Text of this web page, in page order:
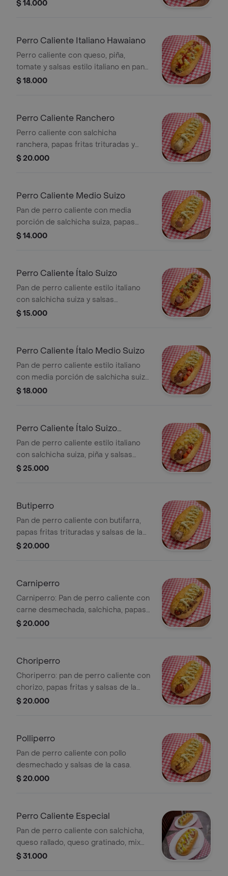
$ 14.000
Perro Caliente Italiano Hawaiano
Perro caliente con queso, piña,
tomate y salsas estilo italiano en pan
de ajonjolí.
$ 18.000
Perro Caliente Ranchero
Perro caliente con salchicha
ranchera, papas fritas trituradas y
salsas de la casa en pan con ajonjolí.
$ 20.000
Perro Caliente Medio Suizo
Pan de perro caliente con media
porción de salchicha suiza, papas
fritas trituradas y salsas de la casa.
$ 14.000
Perro Caliente Ítalo Suizo
Pan de perro caliente estilo italiano
con salchicha suiza y salsas
especiales.
$ 15.000
Perro Caliente Ítalo Medio Suizo
Pan de perro caliente estilo italiano
con media porción de salchicha suiza
y salsas especiales.
$ 18.000
Perro Caliente Ítalo Suizo
Hawaiano
Pan de perro caliente estilo italiano
con salchicha suiza, piña y salsas
especiales.
$ 25.000
Butiperro
Pan de perro caliente con butifarra,
papas fritas trituradas y salsas de la
casa.
$ 20.000
Carniperro
Carniperro: Pan de perro caliente con
carne desmechada, salchicha, papas
fritas trituradas y salsas de la casa.
$ 20.000
Choriperro
Choriperro: pan de perro caliente con
chorizo, papas fritas y salsas de la
casa.
$ 20.000
Polliperro
Pan de perro caliente con pollo
desmechado y salsas de la casa.
$ 20.000
Perro Caliente Especial
Pan de perro caliente con salchicha,
queso rallado, queso gratinado, mix
de verduras y salsas de la casa.
$ 31.000